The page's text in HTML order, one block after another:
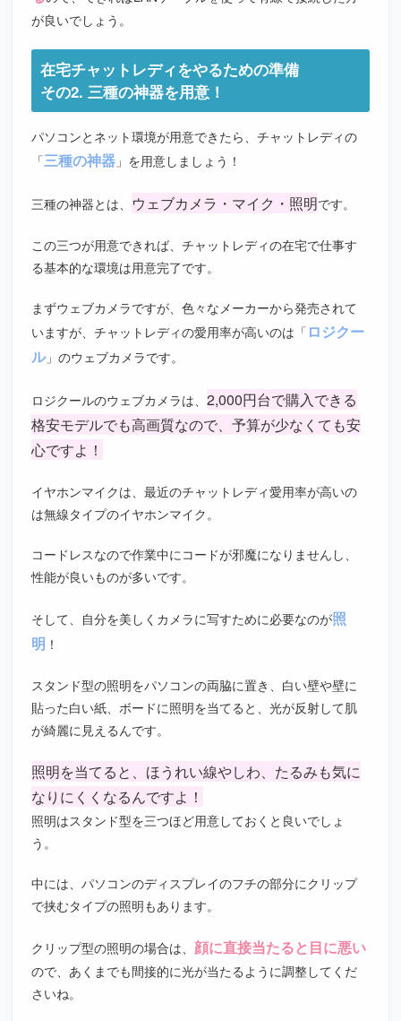
が良いでしょう。
在宅チャットレディをやるための準備
その2. 三種の神器を用意！
パソコンとネット環境が用意できたら、チャットレディの
「三種の神器 」を用意しましょう！
三種の神器とは、 ウェブカメラ・マイク・照明です。
この三つが用意できれば、チャットレディの在宅で仕事す
る基本的な環境は用意完了です。
まずウェブカメラですが、色々なメーカーから発売されて
いますが、チャットレディの愛用率が高いのは「 ロジクー
ル」のウェブカメラです。
ロジクールのウェブカメラは、2,000円台で購入できる
格安モデルでも高画質なので、予算が少なくても安
心ですよ！
イヤホンマイクは、最近のチャットレディ愛用率が高いの
は無線タイプのイヤホンマイク。
コードレスなので作業中にコードが邪魔になりませんし、
性能が良いものが多いです。
そして、自分を美しくカメラに写すために必要なのが照
明 ！
スタンド型の照明をパソコンの両脇に置き、白い壁や壁に
貼った白い紙、ボードに照明を当てると、光が反射して肌
が綺麗に見えるんです。
照明を当てると、ほうれい線やしわ、たるみも気に
なりにくくなるんですよ！
照明はスタンド型を三つほど用意しておくと良いでしょ
う。
中には、パソコンのディスプレイのフチの部分にクリップ
で挟むタイプの照明もあります。
クリップ型の照明の場合は、 顔に直接当たると目に悪い
ので、あくまでも間接的に光が当たるように調整してくだ
さいね。